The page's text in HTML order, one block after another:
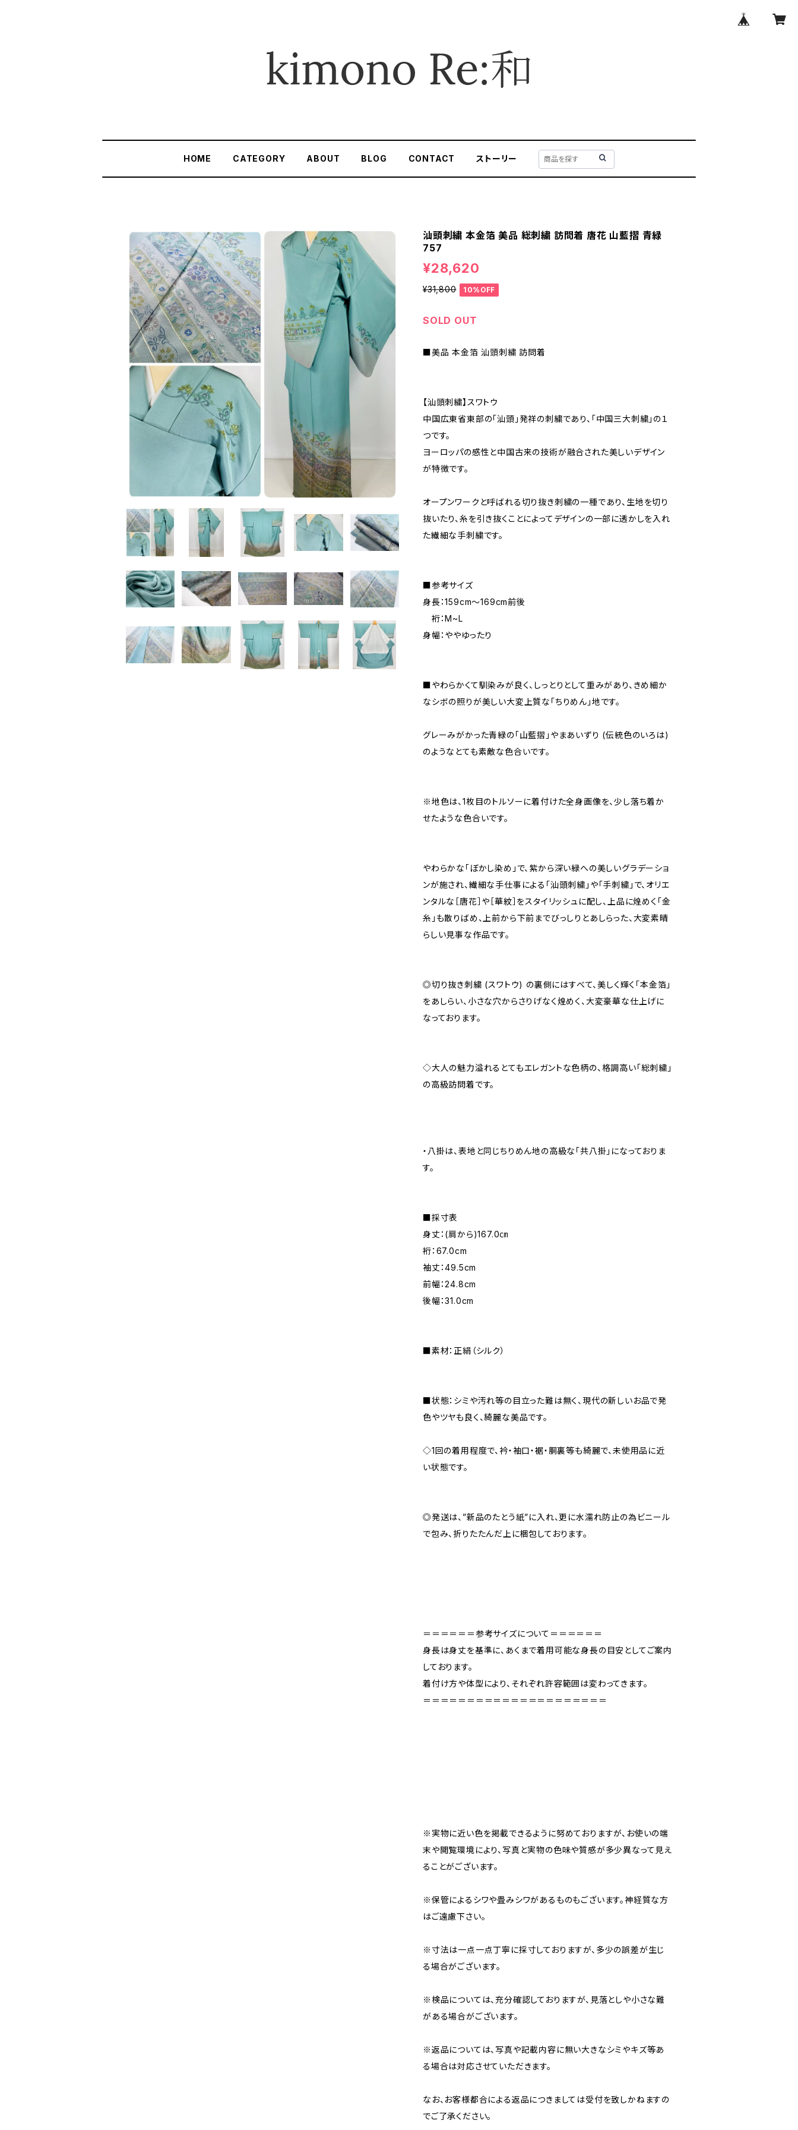
HOME CATEGORY ABOUT BLOG CONTACT ストーリー
汕頭刺繍 本金箔 美品 総刺繍 訪問着 唐花 山藍摺 青緑
757
¥28,620
¥31,800 10%OFF
SOLD OUT
■美品 本金箔 汕頭刺繍 訪問着
【汕頭刺繍】スワトウ
中国広東省東部の「汕頭」発祥の刺繍であり、「中国三大刺繍」の１
つです。
ヨーロッパの感性と中国古来の技術が融合された美しいデザイン
が特徴です。
オープンワークと呼ばれる切り抜き刺繍の一種であり、生地を切り
抜いたり、糸を引き抜くことによってデザインの一部に透かしを入れ
た繊細な手刺繍です。
■参考サイズ
身長：159cm～169cm前後
裄：M~L
身幅：ややゆったり
■やわらかくて馴染みが良く、しっとりとして重みがあり、きめ細か
なシボの照りが美しい大変上質な「ちりめん」地です。
グレーみがかった青緑の「山藍摺」やまあいずり (伝統色のいろは)
のようなとても素敵な色合いです。
※地色は、1枚目のトルソーに着付けた全身画像を、少し落ち着か
せたような色合いです。
やわらかな「ぼかし染め」で、紫から深い緑への美しいグラデーショ
ンが施され、繊細な手仕事による「汕頭刺繍」や「手刺繍」で、オリエ
ンタルな［唐花］や［華紋］をスタイリッシュに配し、上品に煌めく「金
糸」も散りばめ、上前から下前までびっしりとあしらった、大変素晴
らしい見事な作品です。
◎切り抜き刺繍 (スワトウ) の裏側にはすべて、美しく輝く「本金箔」
をあしらい、小さな穴からさりげなく煌めく、大変豪華な仕上げに
なっております。
◇大人の魅力溢れるとてもエレガントな色柄の、格調高い「総刺繍」
の高級訪問着です。
・八掛は、表地と同じちりめん地の高級な「共八掛」になっておりま
す。
■採寸表
身丈：(肩から)167.0㎝
裄：67.0cm
袖丈：49.5cm
前幅：24.8cm
後幅：31.0cm
■素材：正絹（シルク）
■状態：シミや汚れ等の目立った難は無く、現代の新しいお品で発
色やツヤも良く、綺麗な美品です。
◇1回の着用程度で、衿・袖口・裾・胴裏等も綺麗で、未使用品に近
い状態です。
◎発送は、”新品のたとう紙”に入れ、更に水濡れ防止の為ビニール
で包み、折りたたんだ上に梱包しております。
＝＝＝＝＝＝参考サイズについて＝＝＝＝＝＝
身長は身丈を基準に、あくまで着用可能な身長の目安としてご案内
しております。
着付け方や体型により、それぞれ許容範囲は変わってきます。
＝＝＝＝＝＝＝＝＝＝＝＝＝＝＝＝＝＝＝＝＝
※実物に近い色を掲載できるように努めておりますが、お使いの端
末や閲覧環境により、写真と実物の色味や質感が多少異なって見え
ることがございます。
※保管によるシワや畳みシワがあるものもございます。神経質な方
はご遠慮下さい。
※寸法は一点一点丁寧に採寸しておりますが、多少の誤差が生じ
る場合がございます。
※検品については、充分確認しておりますが、見落としや小さな難
がある場合がございます。
※返品については、写真や記載内容に無い大きなシミやキズ等あ
る場合は対応させていただきます。
なお、お客様都合による返品につきましては受付を致しかねますの
でご了承ください。